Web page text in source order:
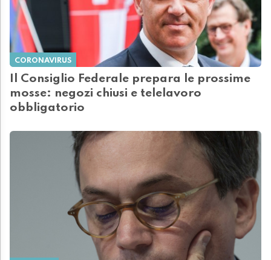
CORONAVIRUS
Il Consiglio Federale prepara le prossime
mosse: negozi chiusi e telelavoro
obbligatorio